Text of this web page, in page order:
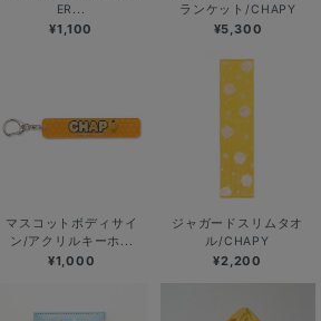
ER...
¥1,100
ランケット/CHAPY
¥5,300
マスコットボディサイ
ン/アクリルキーホ...
¥1,000
ジャガードスリムタオ
ル/CHAPY
¥2,200